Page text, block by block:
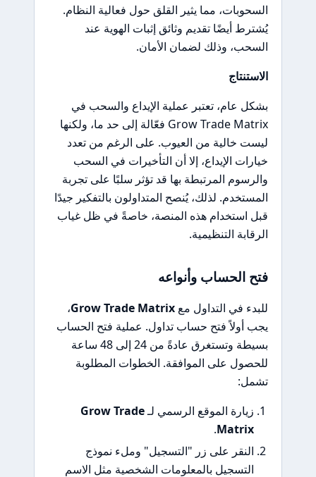
السحوبات، مما يثير القلق حول فعالية النظام.
يُشترط أيضًا تقديم وثائق إثبات الهوية عند
السحب، وذلك لضمان الأمان.
الاستنتاج
بشكل عام، تعتبر عملية الإيداع والسحب في
Grow Trade Matrix فعّالة إلى حد ما، ولكنها
ليست خالية من العيوب. على الرغم من تعدد
خيارات الإيداع، إلا أن التأخيرات في السحب
والرسوم المرتبطة بها قد تؤثر سلبًا على تجربة
المستخدم. لذلك، يُنصح المتداولون بالتفكير جيدًا
قبل استخدام هذه المنصة، خاصةً في ظل غياب
الرقابة التنظيمية.
فتح الحساب وأنواعه
للبدء في التداول معGrow Trade Matrix،
يجب أولاً فتح حساب تداول. عملية فتح الحساب
بسيطة وتستغرق عادةً من 24 إلى 48 ساعة
للحصول على الموافقة. الخطوات المطلوبة
تشمل:
زيارة الموقع الرسمي لـGrow Trade
Matrix
.
النقر على زر "التسجيل" وملء نموذج
التسجيل بالمعلومات الشخصية مثل الاسم